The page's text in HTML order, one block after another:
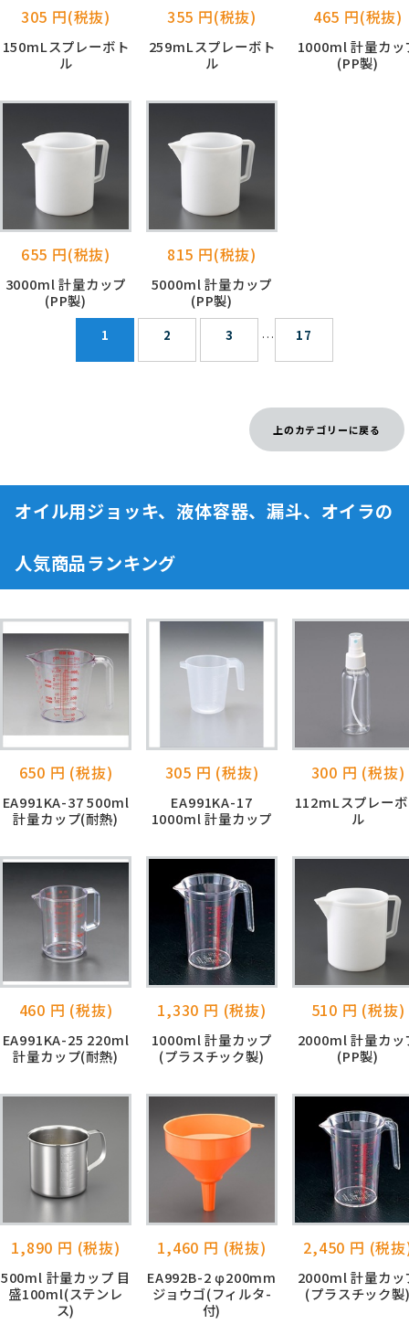
305 円(税抜)
150mLスプレーボト
ル
355 円(税抜)
259mLスプレーボト
ル
465 円(税抜)
1000ml 計量カッ
(PP製)
655 円(税抜)
3000ml 計量カップ
(PP製)
815 円(税抜)
5000ml 計量カップ
(PP製)
1 2 3 … 17
上のカテゴリーに戻る
オイル用ジョッキ、液体容器、漏斗、オイラの
人気商品ランキング
650 円 (税抜)
EA991KA-37 500ml
計量カップ(耐熱)
305 円 (税抜)
EA991KA-17
1000ml 計量カップ
300 円 (税抜)
112mLスプレー
ル
460 円 (税抜)
EA991KA-25 220ml
計量カップ(耐熱)
1,330 円 (税抜)
1000ml 計量カップ
(プラスチック製)
510 円 (税抜)
2000ml 計量カッ
(PP製)
1,890 円 (税抜)
500ml 計量カップ 目
盛100ml(ステンレ
ス)
1,460 円 (税抜)
EA992B-2 φ200mm
ジョウゴ(フィルタ-
付)
2,450 円 (税
2000ml 計量カッ
(プラスチック製